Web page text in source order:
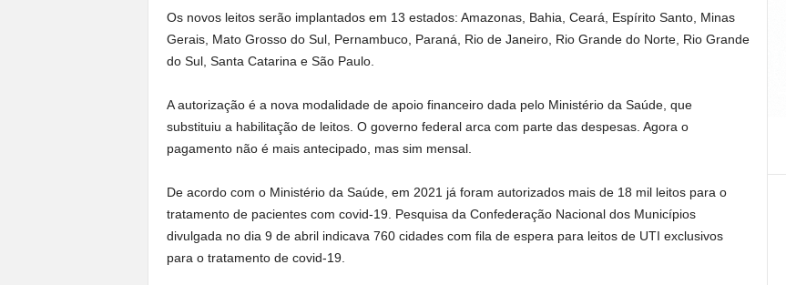
Os novos leitos serão implantados em 13 estados: Amazonas, Bahia, Ceará, Espírito Santo, Minas
Gerais, Mato Grosso do Sul, Pernambuco, Paraná, Rio de Janeiro, Rio Grande do Norte, Rio Grande
do Sul, Santa Catarina e São Paulo.
A autorização é a nova modalidade de apoio financeiro dada pelo Ministério da Saúde, que
substituiu a habilitação de leitos. O governo federal arca com parte das despesas. Agora o
pagamento não é mais antecipado, mas sim mensal.
De acordo com o Ministério da Saúde, em 2021 já foram autorizados mais de 18 mil leitos para o
tratamento de pacientes com covid-19. Pesquisa da Confederação Nacional dos Municípios
divulgada no dia 9 de abril indicava 760 cidades com fila de espera para leitos de UTI exclusivos
para o tratamento de covid-19.